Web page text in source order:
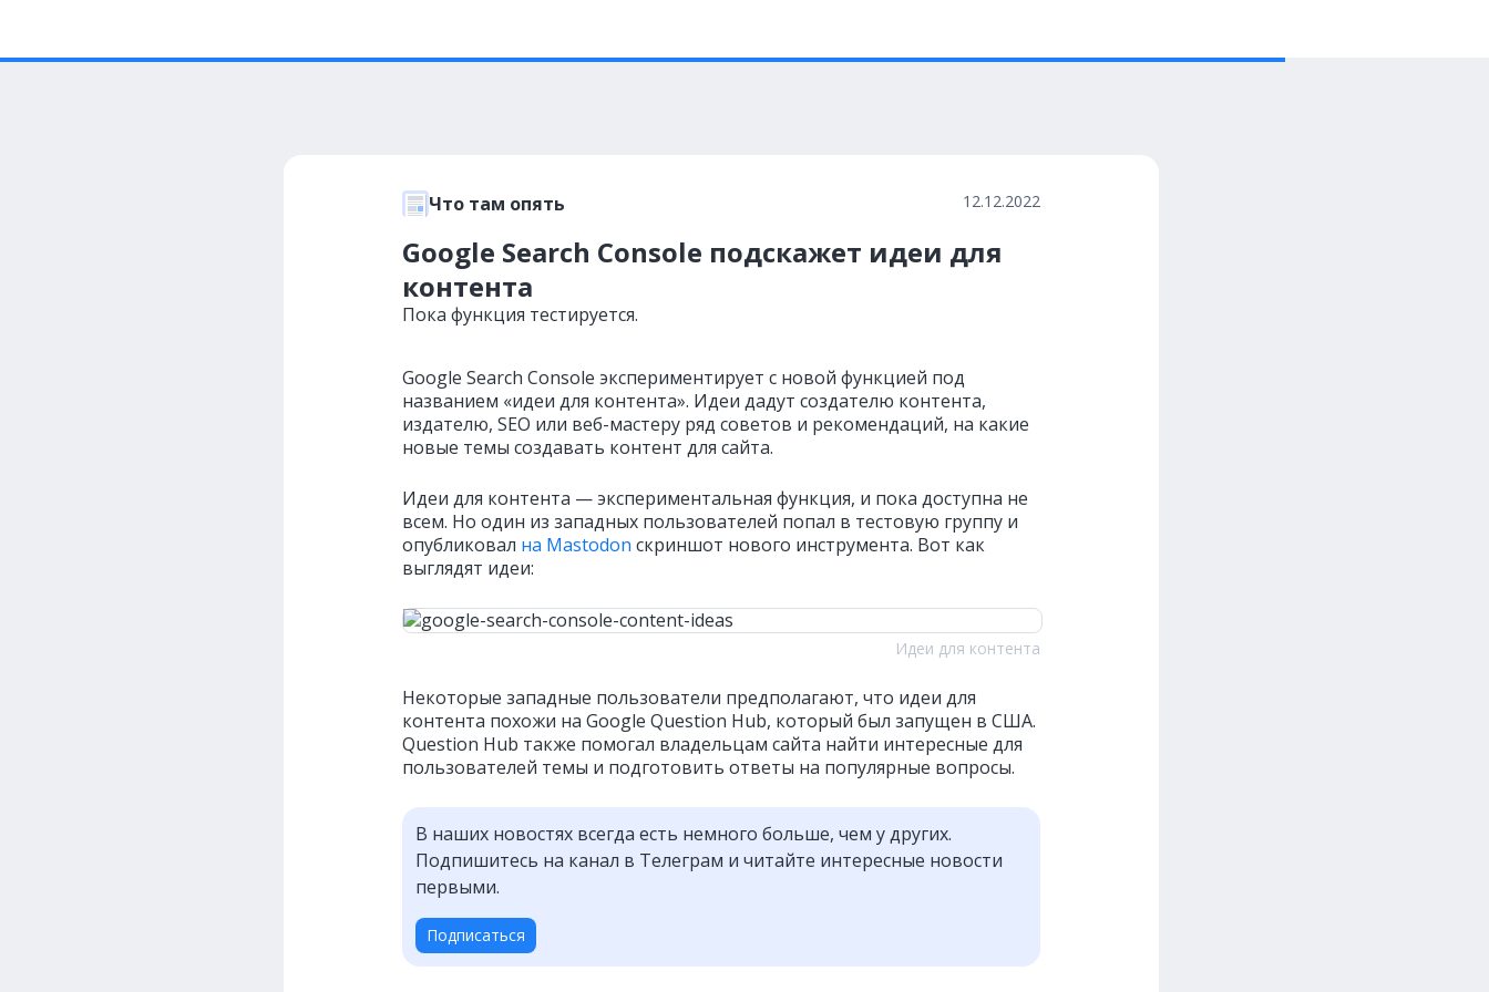
Что там опять 12.12.2022
Google Search Console подскажет идеи для
контента
Пока функция тестируется.
Google Search Console экспериментирует с новой функцией под
названием «идеи для контента». Идеи дадут создателю контента,
издателю, SEO или веб-мастеру ряд советов и рекомендаций, на какие
новые темы создавать контент для сайта.
Идеи для контента — экспериментальная функция, и пока доступна не
всем. Но один из западных пользователей попал в тестовую группу и
опубликовал на Mastodon скриншот нового инструмента. Вот как
выглядят идеи:
Идеи для контента
Некоторые западные пользователи предполагают, что идеи для
контента похожи на Google Question Hub, который был запущен в США.
Question Hub также помогал владельцам сайта найти интересные для
пользователей темы и подготовить ответы на популярные вопросы.
В наших новостях всегда есть немного больше, чем у других.
Подпишитесь на канал в Телеграм и читайте интересные новости
первыми.
Подписаться